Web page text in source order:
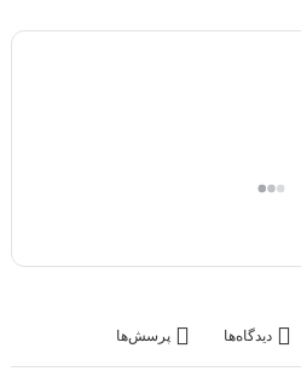
دیدگاه‌ها پرسش‌ها